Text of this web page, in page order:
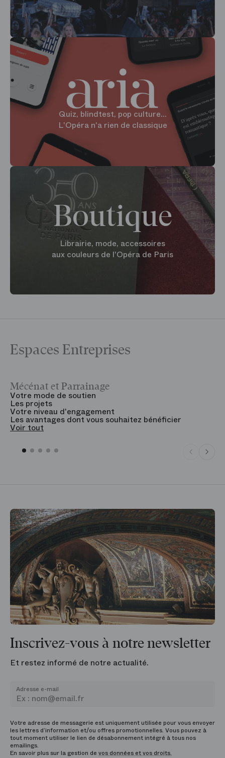
Quiz, blindtest, pop culture...
L'Opéra n'a rien de classique
Boutique
Librairie, mode, accessoires
aux couleurs de l'Opéra de Paris
Espaces Entreprises
Mécénat et Parrainage
Votre mode de soutien
Les projets
Votre niveau d'engagement
Les avantages dont vous souhaitez bénéficier
Voir tout
Inscrivez-vous à notre newsletter
Et restez informé de notre actualité.
Adresse e-mail
Votre adresse de messagerie est uniquement utilisée pour vous envoyer
les lettres d’information et/ou offres promotionnelles. Vous pouvez à
tout moment utiliser le lien de désabonnement intégré à tous nos
emailings.
En savoir plus sur la gestion de vos données et vos droits.